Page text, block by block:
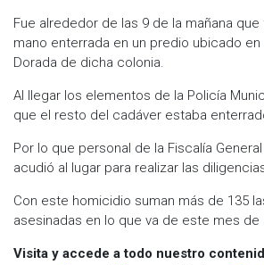
Fue alrededor de las 9 de la mañana
mano enterrada en un predio ubicado en
Dorada de dicha colonia.
Al llegar los elementos de la Policía
que el resto del cadáver estaba
Por lo que personal de la Fiscalía General
acudió al lugar para realizar las
Con este homicidio suman más de 135
asesinadas en lo que va de este mes de
Visita y accede a todo nuestro